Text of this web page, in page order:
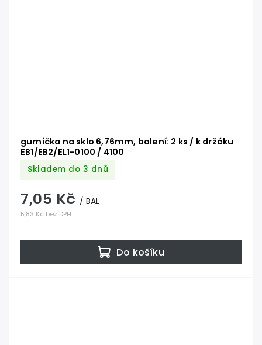
gumička na sklo 6,76mm, balení: 2 ks / k držáku
EB1/EB2/EL1-0100 / 4100
Skladem do 3 dnů
5,83 Kč bez DPH
7,05 Kč / BAL
Do košíku